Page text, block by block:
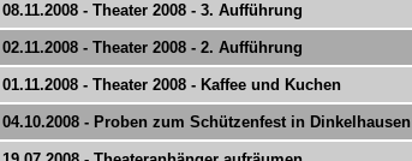
08.11.2008 - Theater 2008 - 3. Aufführung
02.11.2008 - Theater 2008 - 2. Aufführung
01.11.2008 - Theater 2008 - Kaffee und Kuchen
04.10.2008 - Proben zum Schützenfest in Dinkelhausen